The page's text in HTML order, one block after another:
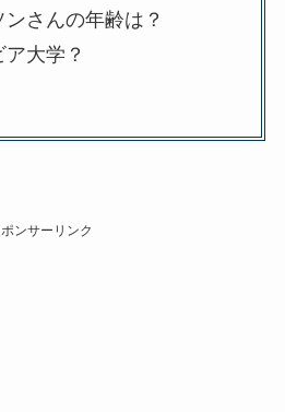
さんの年齢は？
大学？
ンサーリンク